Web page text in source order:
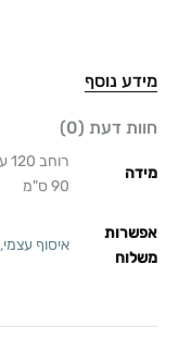
מידע נוסף
חוות דעת (0)
מידה
90 ס"מ
אפשרות
משלוח
איסוף עצמי,